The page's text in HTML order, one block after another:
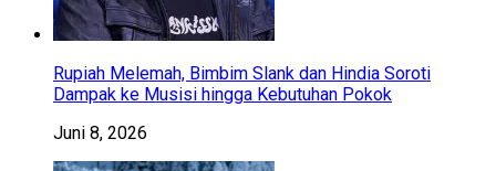
Rupiah Melemah, Bimbim Slank dan Hindia Soroti
Dampak ke Musisi hingga Kebutuhan Pokok
Juni 8, 2026